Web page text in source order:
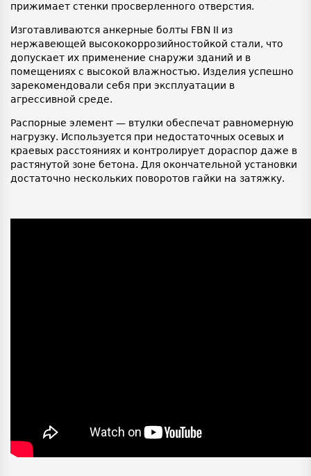
прижимает стенки просверленного отверстия.
Изготавливаются анкерные болты FBN II из
нержавеющей высококоррозийностойкой стали, что
допускает их применение снаружи зданий и в
помещениях с высокой влажностью. Изделия успешно
зарекомендовали себя при эксплуатации в
агрессивной среде.
Распорные элемент — втулки обеспечат равномерную
нагрузку. Используется при недостаточных осевых и
краевых расстояниях и контролирует дораспор даже в
растянутой зоне бетона. Для окончательной установки
достаточно нескольких поворотов гайки на затяжку.